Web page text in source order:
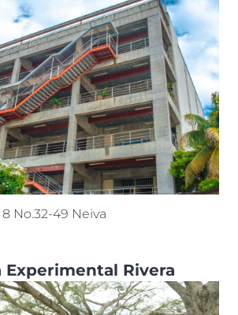
No.32-49 Neiva
Experimental Rivera